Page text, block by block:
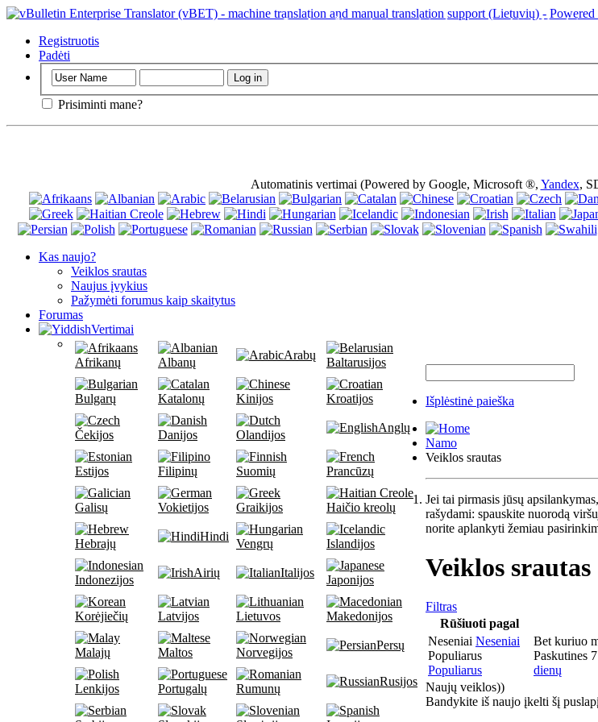
Svarbus: Šis puslapis naudoja slapukus (cookies).
Registruotis
Padėti
Prisiminti mane?
Automatinis vertimai (Powered by Google, Microsoft ®, Yandex,
Kas naujo?
Veiklos srautas
Naujus įvykius
Pažymėti forumus kaip skaitytus
Forumas
Vertimai
Afrikanų Albanų
Arabų
Baltarusijos
Bulgarų Katalonų Kinijos Kroatijos
Čekijos Danijos Olandijos
Anglų
Estijos Filipinų Suomių Prancūzų
Galisų Vokietijos Graikijos Haičio kreolų
Hebrajų
Hindi
Vengrų Islandijos
Indonezijos
Airių Italijos
Japonijos
Korėjiečių Latvijos Lietuvos Makedonijos
Malajų Maltos Norvegijos
Persų
Lenkijos Portugalų Rumunų
Rusijos
Išplėstinė paieška
Namo
Veiklos srautas
Jei tai pirmasis jūsų
rašydami: spauskite nuorodą
norite aplankyti žemiau
Veiklos srautas
Filtras
Rūšiuoti pagal
Neseniai Neseniai
Populiarus
Populiarus
Bet kuriuo
Paskutines
dienų
Naujų veiklos))
Bandykite iš naujo įkelti šį